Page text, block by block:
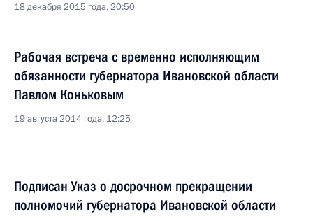
18 декабря 2015 года, 20:50
Рабочая встреча с временно исполняющим
обязанности губернатора Ивановской области
Павлом Коньковым
19 августа 2014 года, 12:25
Подписан Указ о досрочном прекращении
полномочий губернатора Ивановской области